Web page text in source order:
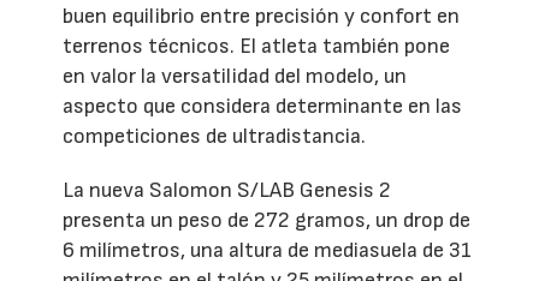
buen equilibrio entre precisión y confort en
terrenos técnicos. El atleta también pone
en valor la versatilidad del modelo, un
aspecto que considera determinante en las
competiciones de ultradistancia.
La nueva Salomon S/LAB Genesis 2
presenta un peso de 272 gramos, un drop de
6 milímetros, una altura de mediasuela de 31